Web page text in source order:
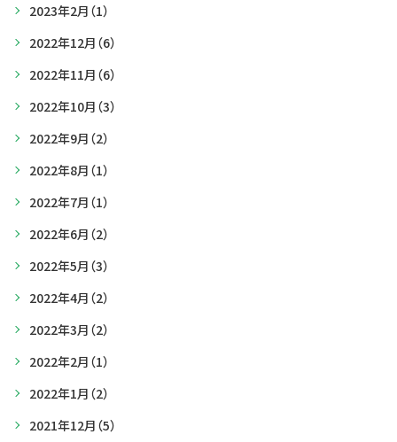
2023年2月 （1）
2022年12月 （6）
2022年11月 （6）
2022年10月 （3）
2022年9月 （2）
2022年8月 （1）
2022年7月 （1）
2022年6月 （2）
2022年5月 （3）
2022年4月 （2）
2022年3月 （2）
2022年2月 （1）
2022年1月 （2）
2021年12月 （5）